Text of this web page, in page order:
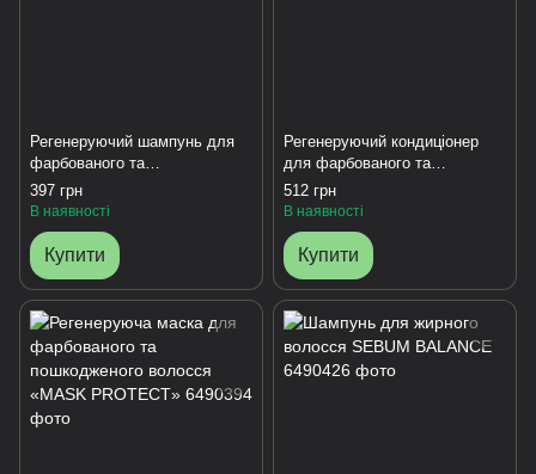
Регенеруючий шампунь для
фарбованого та
пошкодженого волосся
«SHAMPOO PROTECT»
397 грн
В наявності
Купити
Регенеруючий кондиціонер
для фарбованого та
пошкодженого волосся
«CONDITIONER PROTECT»
512 грн
В наявності
Купити